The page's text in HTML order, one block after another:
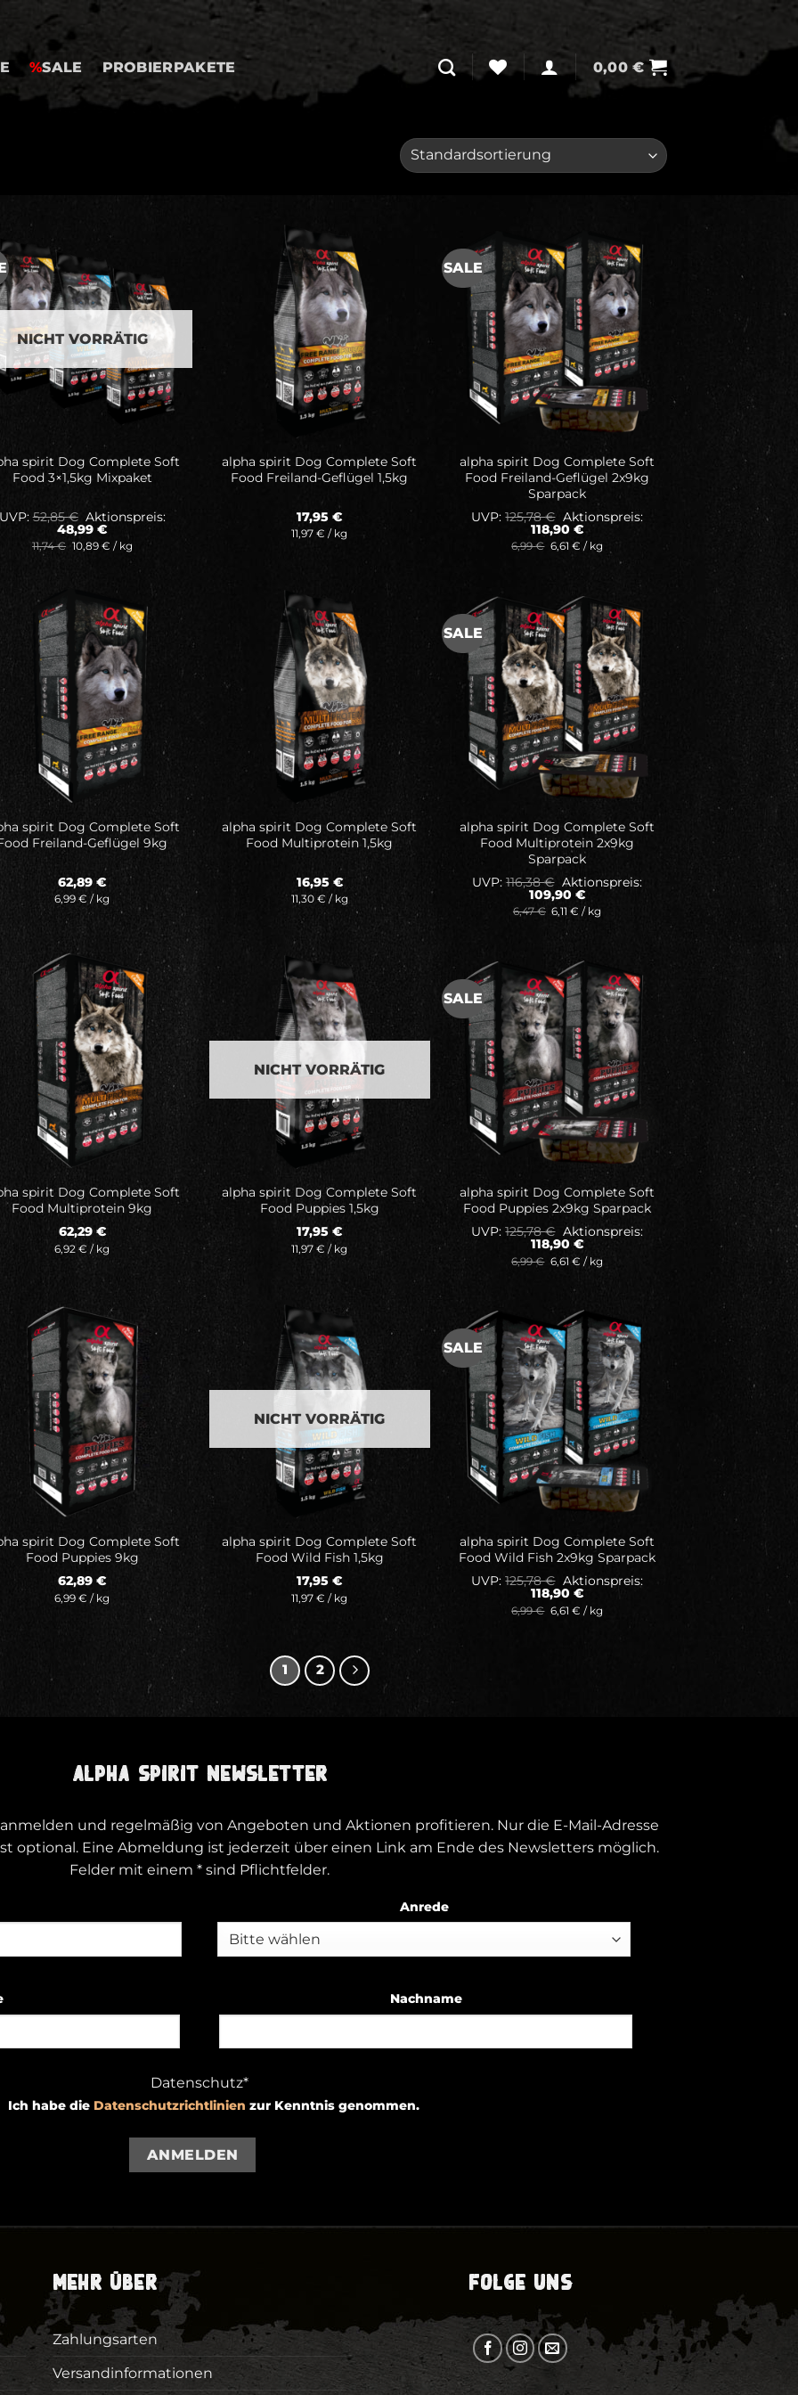
%SALE PROBIERPAKETE 0,00€
Auf meine
Wunschliste
NICHT VORRÄTIG
spirit Dog Complete Soft
Food 3×1,5kg Mixpaket
52,85€ Ursprünglicher
Preis
war:
52,85 €
Aktionspreis:
48,99€Aktueller
Preis
ist:
48,99 €.
11,74€ 10,89 € / kg
Auf meine
Wunschliste
alpha spirit Dog Complete Soft
Food Freiland-Geflügel 1,5kg
17,95€
11,97€ / kg
SALE
Auf meine
Wunschliste
alpha spirit Dog Complete Soft
Food Freiland-Geflügel 2x9kg
Sparpack
UVP: 125,78€ Ursprünglicher
Preis
war:
125,78 €
Aktionspreis:
118,90€Aktueller
Preis
ist:
118,90 €.
6,99€ 6,61 € / kg
Auf meine
Wunschliste
spirit Dog Complete Soft
Freiland-Geflügel 9kg
62,89€
6,99€ / kg
Auf meine
Wunschliste
alpha spirit Dog Complete Soft
Food Multiprotein 1,5kg
16,95 €
11,30 € / kg
SALE
Auf meine
Wunschliste
alpha spirit Dog Complete Soft
Food Multiprotein 2x9kg
Sparpack
UVP: 116,38€ Ursprünglicher
Preis
war:
116,38 €
Aktionspreis:
109,90€Aktueller
Preis
ist:
6,47€ 6,11€ / kg
Auf meine
Wunschliste
spirit Dog Complete Soft
Food Multiprotein 9kg
62,29 €
6,92€ / kg
Auf meine
Wunschliste
NICHT VORRÄTIG
alpha spirit Dog Complete Soft
Food Puppies 1,5kg
17,95€
11,97€ / kg
SALE
Auf meine
Wunschliste
alpha spirit Dog Complete Soft
Food Puppies 2x9kg Sparpack
UVP: 125,78€ Ursprünglicher
Preis
war:
125,78 €
Aktionspreis:
118,90€Aktueller
Preis
ist:
6,99€ 6,61 € / kg
Auf meine
Wunschliste
spirit Dog Complete Soft
Food Puppies 9kg
62,89€
6,99€ / kg
Auf meine
Wunschliste
NICHT VORRÄTIG
alpha spirit Dog Complete Soft
Food Wild Fish 1,5kg
17,95€
11,97€ / kg
SALE
Auf meine
Wunschliste
alpha spirit Dog Complete Soft
Food Wild Fish 2x9kg Sparpack
UVP: 125,78€ Ursprünglicher
Preis
war:
125,78 €
Aktionspreis:
118,90€Aktueller
Preis
ist:
6,99€ 6,61 € / kg
1 2
ALPHA SPIRIT NEWSLETTER
und regelmäßig von Angeboten und Aktionen profitieren. Nur die E-Mail-Adresse
optional. Eine Abmeldung ist jederzeit über einen Link am Ende des Newsletters möglich.
Felder mit einem * sind Pflichtfelder.
Anrede
Nachname
Datenschutz*
Ich habe die Datenschutzrichtlinien zur Kenntnis genommen.
ANMELDEN
MEHR ÜBER
Zahlungsarten
Versandinformationen
FOLGE UNS